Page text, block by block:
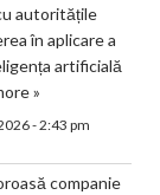
autoritățile
în aplicare a
artificială
»
- 2:43 pm
companie